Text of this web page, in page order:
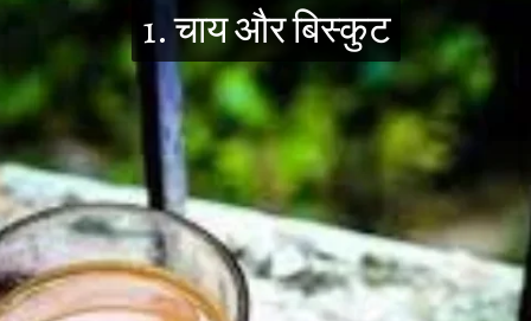
1. चाय और बिस्कुट
1. चाय और बिस्कुट